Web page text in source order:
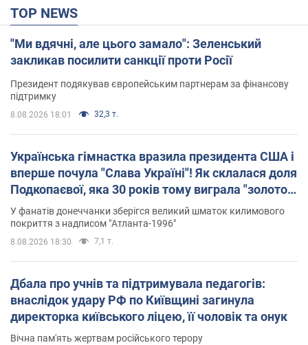
TOP NEWS
"Ми вдячні, але цього замало": Зеленський
закликав посилити санкції проти Росії
Президент подякував європейським партнерам за фінансову
підтримку
8.08.2026 18:01 32,3 т.
Українська гімнастка вразила президента США і
вперше почула "Слава Україні"! Як склалася доля
Подкопаєвої, яка 30 років тому виграла "золото"
Олімпіади
У фанатів донеччанки зберігся великий шматок килимового
покриття з надписом "Атланта-1996"
8.08.2026 18:30 7,1 т.
Дбала про учнів та підтримувала педагогів:
внаслідок удару РФ по Київщині загинула
директорка київського ліцею, її чоловік та онук
Вічна пам'ять жертвам російського терору